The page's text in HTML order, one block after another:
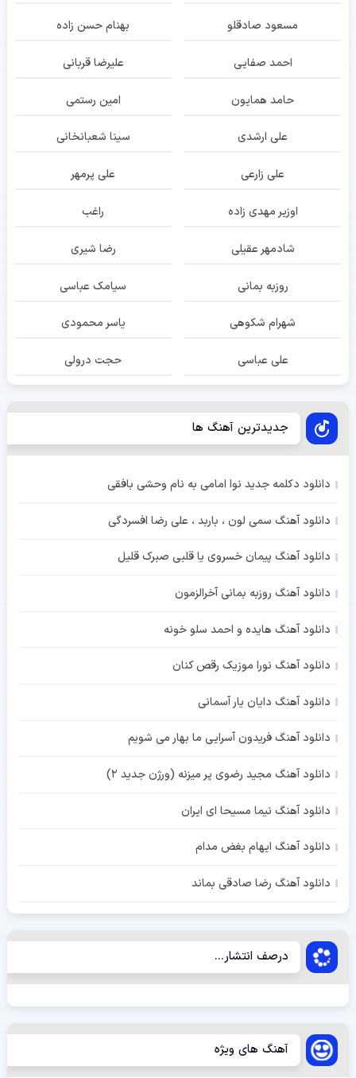
مسعود صادقلو بهنام حسن زاده
احمد صفایی علیرضا قربانی
حامد همایون امین رستمی
علی ارشدی سینا شعبانخانی
علی زارعی علی پرمهر
اوزیر مهدی زاده راغب
شادمهر عقیلی رضا شیری
روزبه بمانی سیامک عباسی
شهرام شکوهی یاسر محمودی
علی عباسی حجت درولی
جدیدترین آهنگ ها
دانلود دکلمه جدید نوا امامی به نام وحشی بافقی
دانلود آهنگ سمی لون ، باربد ، علی رضا افسردگی
دانلود آهنگ پیمان خسروی یا قلبی صبرک قلیل
دانلود آهنگ روزبه بمانی آخرالزمون
دانلود آهنگ هایده و احمد سلو خونه
دانلود آهنگ نورا موزیک رقص کنان
دانلود آهنگ دایان یار آسمانی
دانلود آهنگ فریدون آسرایی ما بهار می شویم
دانلود آهنگ مجید رضوی پر میزنه (ورژن جدید 2)
دانلود آهنگ نیما مسیحا ای ایران
دانلود آهنگ ایهام بغض مدام
دانلود آهنگ رضا صادقی بماند
درصف انتشار...
آهنگ های ویژه